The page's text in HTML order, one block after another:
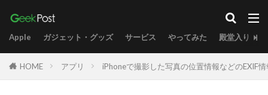
Apple ガジェット・グッズ サービス やってみた 殿堂入り
HOME アプリ iPhoneで撮影した写真の位置情報などのEXIF